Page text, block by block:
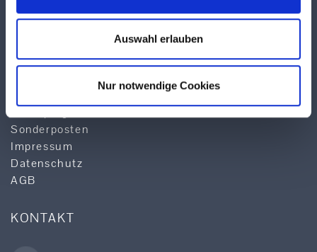
Auswahl erlauben
Nur notwendige Cookies
Über TEKUMA
Anwendungstechnik
Logistik
Qualität & Service
Sonderposten
Impressum
Datenschutz
AGB
KONTAKT